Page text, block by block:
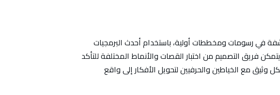
في رسومات ومخططات أولية، باستخدام أحدث البرمجيات
يتمكن فريق التصميم من اختبار القصات والأنماط المختلفة للتأكد
مع الخياطين والحرفيين لتحويل الأفكار إلى واقع